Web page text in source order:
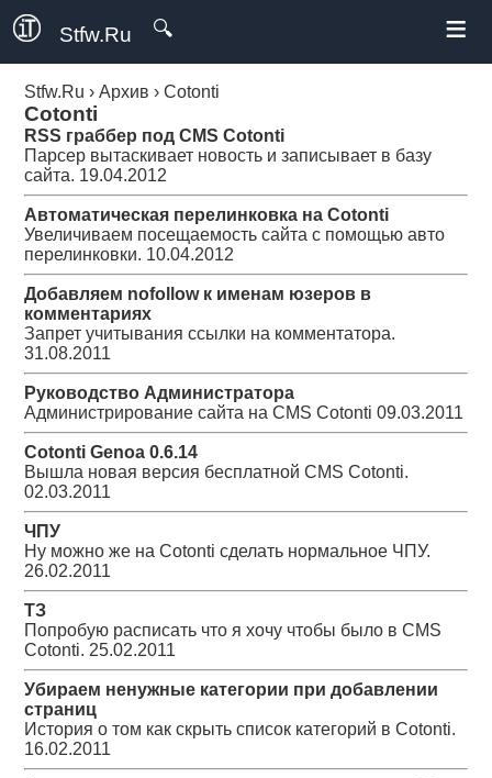
Stfw.Ru 🔍 ≡
Stfw.Ru ›Архив ›Cotonti
Cotonti
RSS граббер под CMS Cotonti
Парсер вытаскивает новость и записывает в базу
сайта. 19.04.2012
Автоматическая перелинковка на Cotonti
Увеличиваем посещаемость сайта с помощью авто
перелинковки. 10.04.2012
Добавляем nofollow к именам юзеров в
комментариях
Запрет учитывания ссылки на комментатора.
31.08.2011
Руководство Администратора
Администрирование сайта на CMS Cotonti 09.03.2011
Cotonti Genoa 0.6.14
Вышла новая версия бесплатной CMS Cotonti.
02.03.2011
ЧПУ
Ну можно же на Cotonti сделать нормальное ЧПУ.
26.02.2011
ТЗ
Попробую расписать что я хочу чтобы было в CMS
Cotonti. 25.02.2011
Убираем ненужные категории при добавлении
страниц
История о том как скрыть список категорий в Cotonti.
16.02.2011